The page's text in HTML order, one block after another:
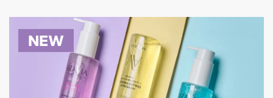
с несо...
NEW